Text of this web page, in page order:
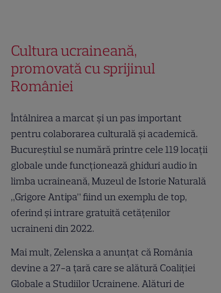
Cultura ucraineană,
promovată cu sprijinul
României
Întâlnirea a marcat și un pas important
pentru colaborarea culturală și academică.
Bucureștiul se numără printre cele 119 locații
globale unde funcționează ghiduri audio în
limba ucraineană, Muzeul de Istorie Naturală
„Grigore Antipa” fiind un exemplu de top,
oferind și intrare gratuită cetățenilor
ucraineni din 2022.
Mai mult, Zelenska a anunțat că România
devine a 27-a țară care se alătură Coaliției
Globale a Studiilor Ucrainene. Alături de